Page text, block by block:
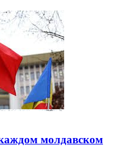
молдавском